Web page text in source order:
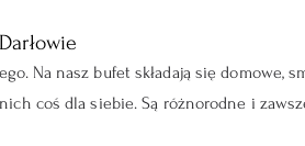
Na nasz bufet składają się domowe,
coś dla siebie. Są różnorodne i